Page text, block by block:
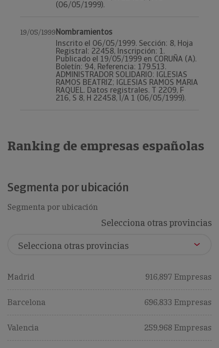
(06/05/1999).
19/05/1999Nombramientos
Inscrito el 06/05/1999. Sección: 8, Hoja
Registral: 22458, Inscripción: 1.
Publicado el 19/05/1999 en CORUÑA (A).
Boletín: 94, Referencia: 179.513.
ADMINISTRADOR SOLIDARIO: IGLESIAS
RAMOS BEATRIZ; IGLESIAS RAMOS MARIA
RAQUEL. Datos registrales. T 2209, F
216, S 8, H 22458, I/A 1 (06/05/1999).
Ranking de empresas españolas
Segmenta por ubicación
Segmenta por ubicación
Selecciona otras provincias
Madrid 916,897 Empresas
Barcelona 696,833 Empresas
Valencia 259,968 Empresas